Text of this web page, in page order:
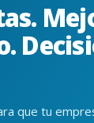
que tu